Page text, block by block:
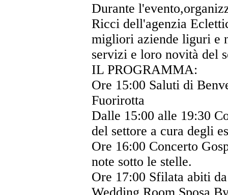
Durante
Ricci dell'agenzia
migliori aziende liguri e
servizi e loro novità del
IL PROGRAMMA:
Ore 15:00 Saluti di
Fuorirotta
Dalle 15:00 alle 19:30
del settore a cura degli
Ore 16:00 Concerto
note sotto le stelle.
Ore 17:00 Sfilata abiti